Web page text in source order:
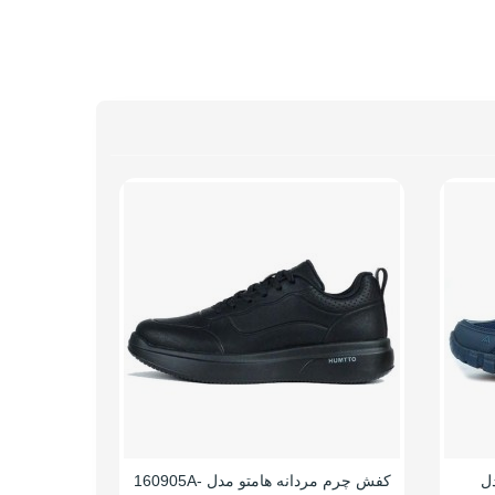
کفش چرم مردانه هامتو مدل 160905A-